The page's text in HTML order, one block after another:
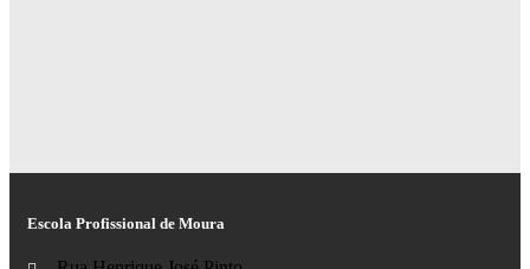
Escola Profissional de Moura